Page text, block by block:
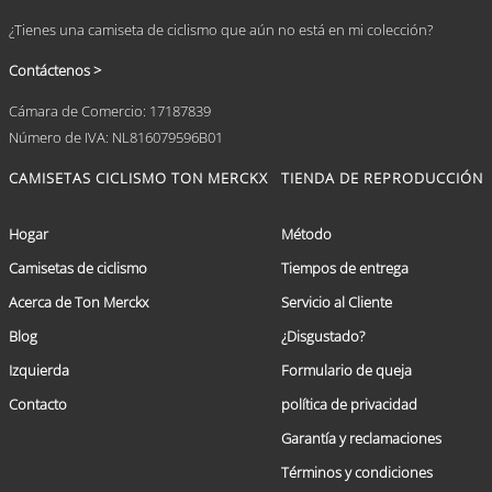
¿Tienes una camiseta de ciclismo que aún no está en mi colección?
Contáctenos >
Cámara de Comercio: 17187839
Número de IVA: NL816079596B01
CAMISETAS CICLISMO TON MERCKX
Hogar
Camisetas de ciclismo
Acerca de Ton Merckx
Blog
Izquierda
Contacto
TIENDA DE REPRODUCCIÓN
Método
Tiempos de entrega
Servicio al Cliente
¿Disgustado?
Formulario de queja
política de privacidad
Garantía y reclamaciones
Términos y condiciones